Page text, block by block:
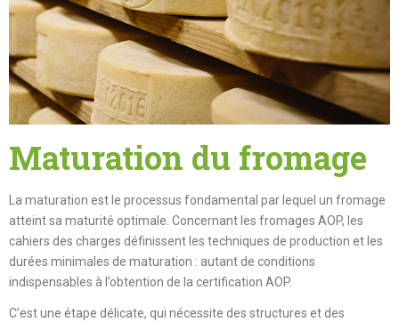
Maturation du fromage
La maturation est le processus fondamental par lequel un fromage
atteint sa maturité optimale. Concernant les fromages AOP, les
cahiers des charges définissent les techniques de production et les
durées minimales de maturation : autant de conditions
indispensables à l’obtention de la certification AOP.
C’est une étape délicate, qui nécessite des structures et des